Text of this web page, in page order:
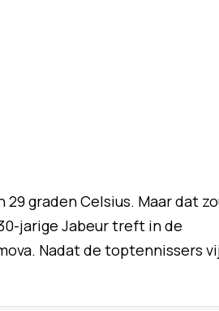
graden Celsius. Maar dat
jarige Jabeur treft in de
Nadat de toptennissers